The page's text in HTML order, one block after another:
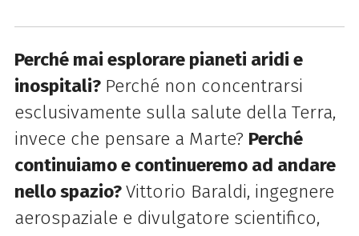
Perché mai esplorare pianeti aridi e
inospitali? Perché non concentrarsi
esclusivamente sulla salute della Terra,
invece che pensare a Marte? Perché
continuiamo e continueremo ad andare
nello spazio?Vittorio Baraldi, ingegnere
aerospaziale e divulgatore scientifico,